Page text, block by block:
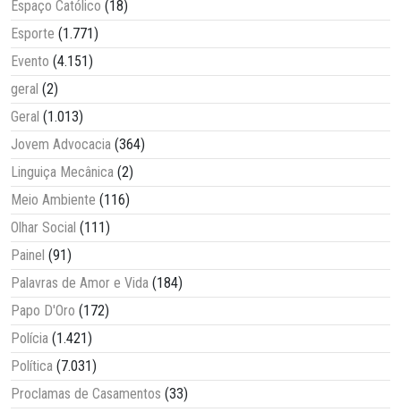
Espaço Católico (18)
Esporte (1.771)
Evento (4.151)
geral (2)
Geral (1.013)
Jovem Advocacia (364)
Linguiça Mecânica (2)
Meio Ambiente (116)
Olhar Social (111)
Painel (91)
Palavras de Amor e Vida (184)
Papo D'Oro (172)
Polícia (1.421)
Política (7.031)
Proclamas de Casamentos (33)